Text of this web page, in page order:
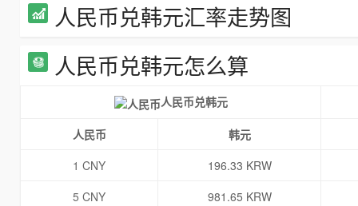
人民币兑韩元汇率走势图
人民币兑韩元怎么算
人民币兑韩元
人民币
韩元
1 CNY
196.33 KRW
5 CNY
981.65 KRW